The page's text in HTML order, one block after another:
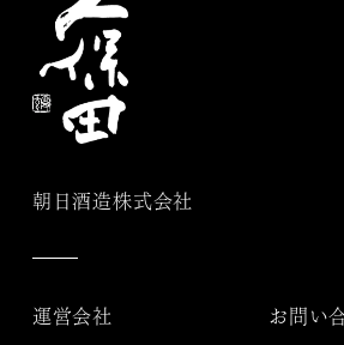
朝日酒造株式会社
運営会社 お問い